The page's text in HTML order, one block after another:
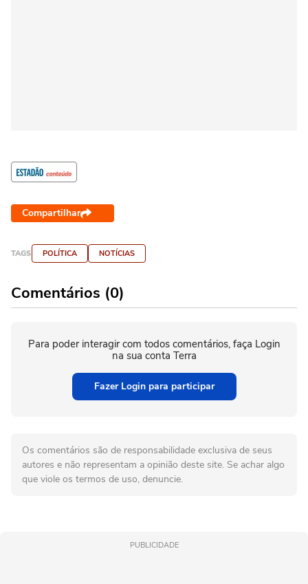
Compartilhar
TAGS POLÍTICA NOTÍCIAS
Comentários (0)
Para poder interagir com todos comentários, faça Login
na sua conta Terra
Fazer Login para participar
Os comentários são de responsabilidade exclusiva de seus
autores e não representam a opinião deste site. Se achar algo
que viole os termos de uso, denuncie.
PUBLICIDADE